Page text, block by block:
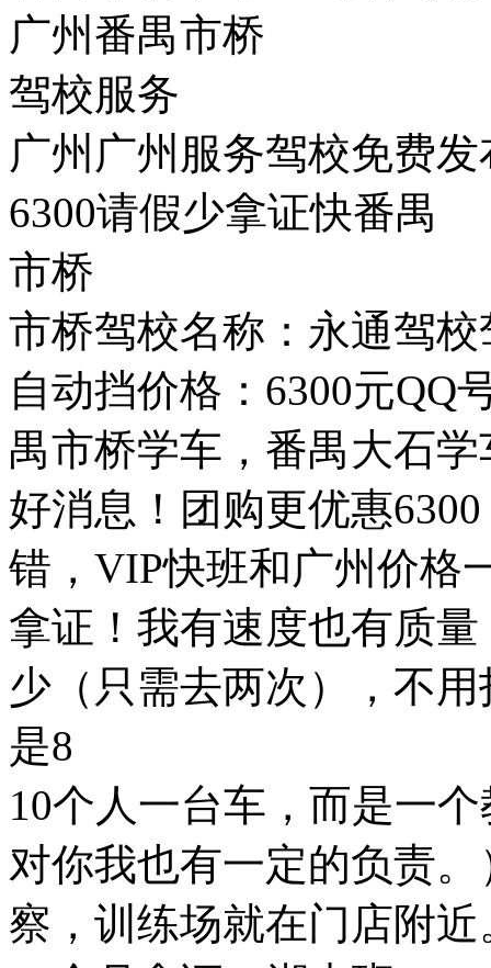
广州番禺市桥
驾校服务
广州广州服务驾校免费
6300请假少拿证快番禺
市桥
市桥驾校名称：永通驾
自动挡价格：6300元QQ
禺市桥学车，番禺大石
好消息！团购更优惠
错，VIP快班和广州价格
拿证！我有速度也有质
少（只需去两次），不
是8
10个人一台车，而是一
对你我也有一定的负责
察，训练场就在门店附